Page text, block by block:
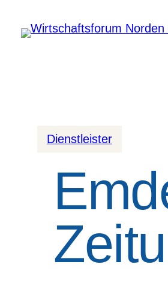
Dienstleister